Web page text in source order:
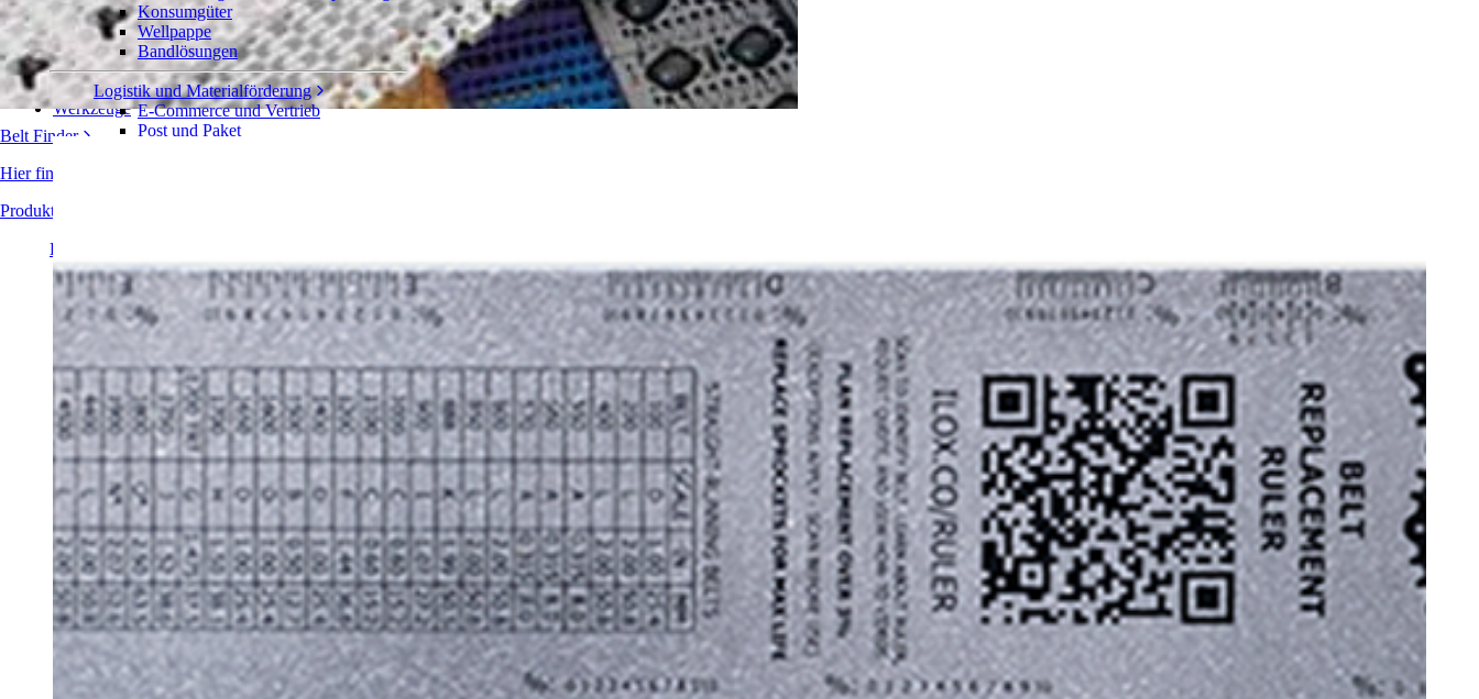
Belt Finder
Hier finden Sie detaillierte technische Informationen zu unseren Förderbändern, Komponenten, Zubehör und mehr
Produktübersicht
Konsumgüter
Wellpappe
Bandlösungen
Logistik und Materialförderung
E-Commerce und Vertrieb
Post und Paket
Branchenübersicht
Bänder
Zahnräder
Zubehör und Komponenten
Werkzeuge